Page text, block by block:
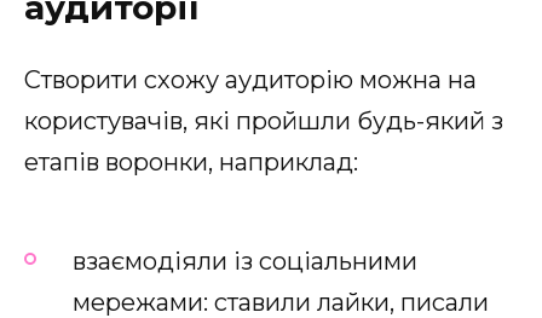
Створити схожу аудиторію можна на
користувачів, які пройшли будь-який з
етапів воронки, наприклад:
взаємодіяли із соціальними
мережами: ставили лайки, писали